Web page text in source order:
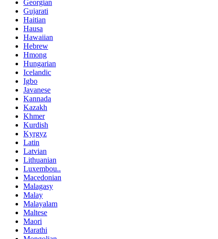
Georgian
Gujarati
Haitian
Hausa
Hawaiian
Hebrew
Hmong
Hungarian
Icelandic
Igbo
Javanese
Kannada
Kazakh
Khmer
Kurdish
Kyrgyz
Latin
Latvian
Lithuanian
Luxembou..
Macedonian
Malagasy
Malay
Malayalam
Maltese
Maori
Marathi